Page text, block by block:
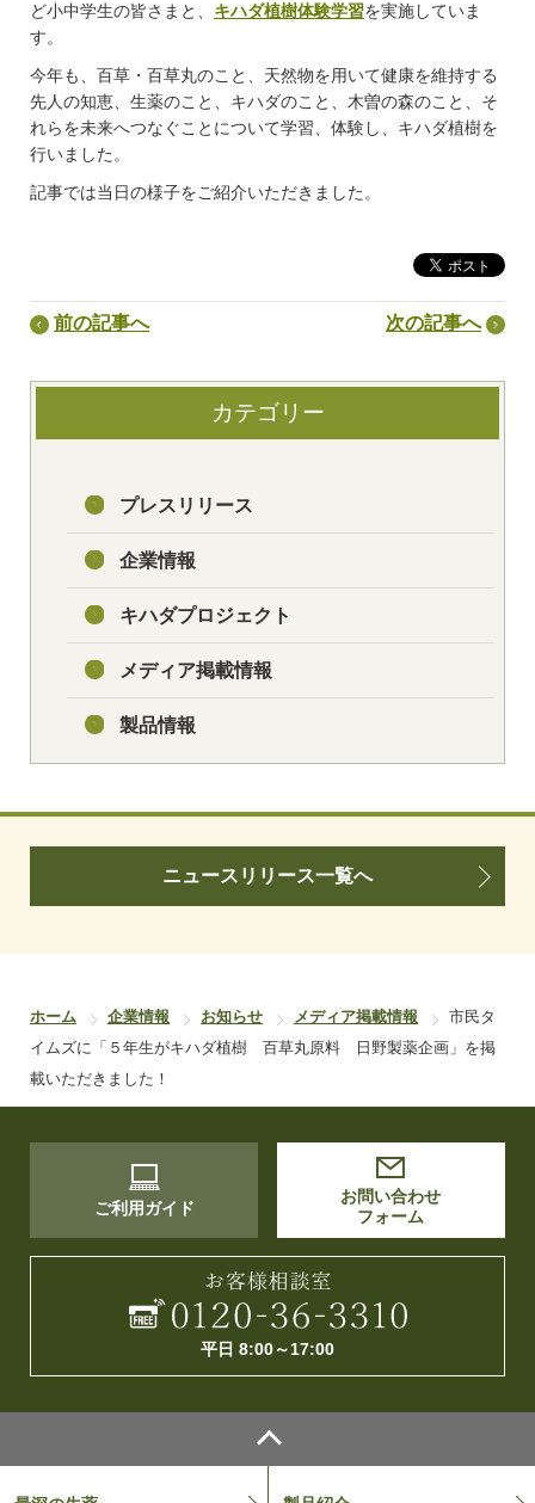
ど小中学生の皆さまと、 キハダ植樹体験学習を実施していま
す。
今年も、百草・百草丸のこと、天然物を用いて健康を維持する
先人の知恵、生薬のこと、キハダのこと、木曽の森のこと、そ
れらを未来へつなぐことについて学習、体験し、キハダ植樹を
行いました。
記事では当日の様子をご紹介いただきました。
前の記事へ 次の記事へ
カテゴリー
プレスリリース
企業情報
キハダプロジェクト
メディア掲載情報
製品情報
ニュースリリース一覧へ
ホーム 企業情報 お知らせ メディア掲載情報
市民タ
イムズに「５年生がキハダ植樹 百草丸原料 日野製薬企画」を掲
載いただきました！
ご利用ガイド
お問い合わせ
フォーム
平日 8:00～17:00